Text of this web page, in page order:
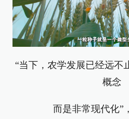
“当下，农学发展已经远不
概念
而是非常现代化”